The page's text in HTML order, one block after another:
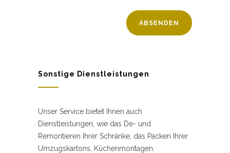
Sonstige Dienstleistungen
Unser Service bietet Ihnen auch
Dienstleistungen, wie das De- und
Remontieren Ihrer Schränke, das Packen Ihrer
Umzugskartons, Küchenmontagen.